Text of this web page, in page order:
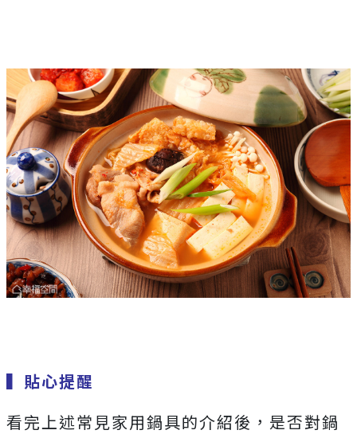
▍ 貼心提醒
看完上述常見家用鍋具的介紹後，是否對鍋